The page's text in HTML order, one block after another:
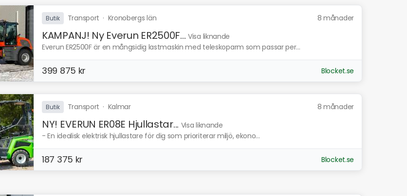
Butik Transport · Kronobergs län 8 månader
KAMPANJ! Ny Everun ER2500F... Visa liknande
Everun ER2500F är en mångsidig lastmaskin med teleskoparm som passar per...
399 875 kr Blocket.se
Butik Transport · Kalmar 8 månader
NY! EVERUN ER08E Hjullastar... Visa liknande
- En idealisk elektrisk hjullastare för dig som prioriterar miljö, ekono...
187 375 kr Blocket.se